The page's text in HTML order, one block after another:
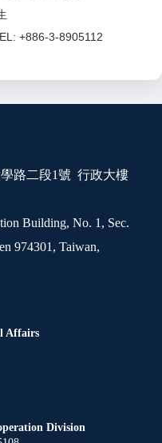
+886-3-8905112
學路二段1號 行政大樓
Building, No. 1, Sec.
974301, Taiwan,
Affairs
Division